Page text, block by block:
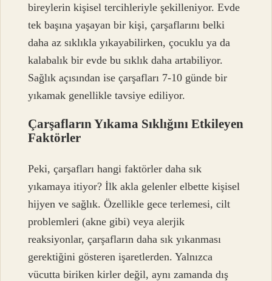
bireylerin kişisel tercihleriyle şekilleniyor. Evde
tek başına yaşayan bir kişi, çarşaflarını belki
daha az sıklıkla yıkayabilirken, çocuklu ya da
kalabalık bir evde bu sıklık daha artabiliyor.
Sağlık açısından ise çarşafları 7-10 günde bir
yıkamak genellikle tavsiye ediliyor.
Çarşafların Yıkama Sıklığını Etkileyen
Faktörler
Peki, çarşafları hangi faktörler daha sık
yıkamaya itiyor? İlk akla gelenler elbette kişisel
hijyen ve sağlık. Özellikle gece terlemesi, cilt
problemleri (akne gibi) veya alerjik
reaksiyonlar, çarşafların daha sık yıkanması
gerektiğini gösteren işaretlerden. Yalnızca
vücutta biriken kirler değil, aynı zamanda dış